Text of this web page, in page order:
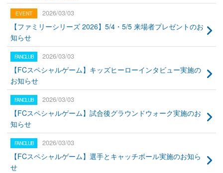
2026/03/03
【ファミリーシリーズ 2026】5/4・5/5 来場者プレゼントのお
知らせ
2026/03/03
【FCスペシャルゲーム】キッズヒーローインタビュー実施の
お知らせ
2026/03/03
【FCスペシャルゲーム】試合後グラウンドウォーク実施のお
知らせ
2026/03/03
【FCスペシャルゲーム】選手とキャッチボール実施のお知ら
せ